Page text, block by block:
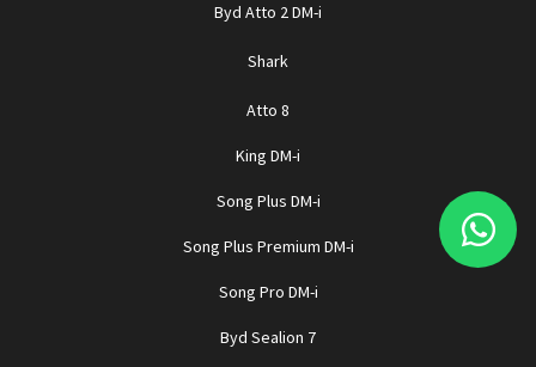
Byd Atto 2 DM-i
Shark
Atto 8
King DM-i
Song Plus DM-i
Song Plus Premium DM-i
Song Pro DM-i
Byd Sealion 7